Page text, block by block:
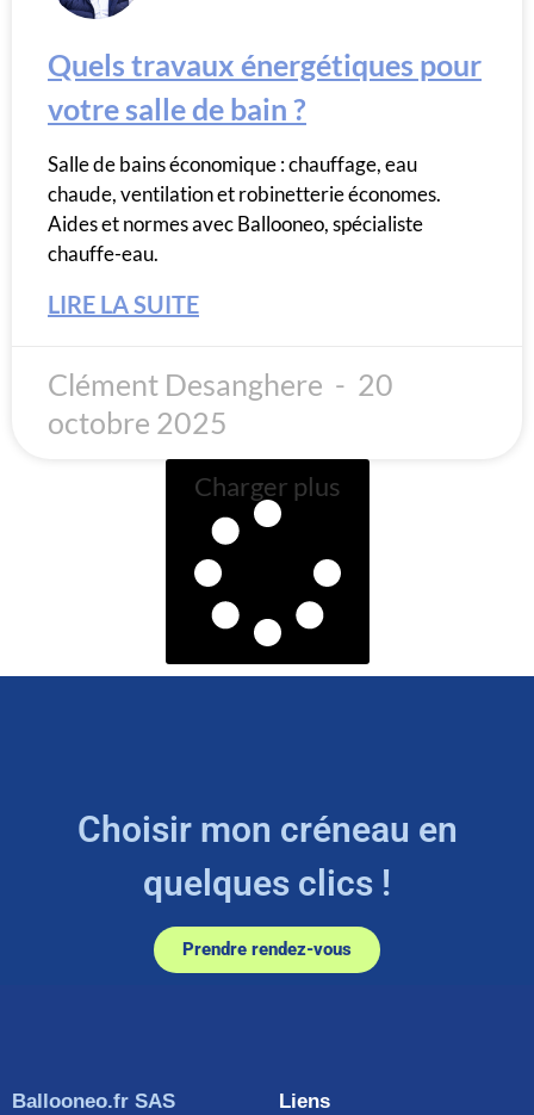
Quels travaux énergétiques pour
votre salle de bain ?
Salle de bains économique : chauffage, eau
chaude, ventilation et robinetterie économes.
Aides et normes avec Ballooneo, spécialiste
chauffe-eau.
LIRE LA SUITE
Clément Desanghere
20
octobre 2025
Charger plus
Choisir mon créneau en
quelques clics !
Prendre rendez-vous
Ballooneo.fr SAS Liens